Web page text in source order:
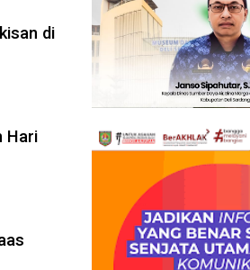
di
Hari